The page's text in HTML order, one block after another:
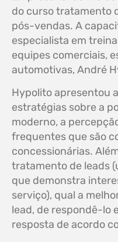
do curso tratamento
pós-vendas. A
especialista em
equipes comerciais,
automotivas, André
Hypolito apresentou
estratégias sobre a
moderno, a
frequentes que são
concessionárias.
tratamento de leads
que demonstra
serviço), qual a
lead, de respondê-lo
resposta de acordo